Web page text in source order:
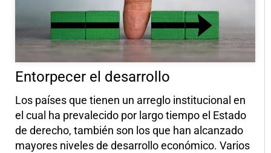
Entorpecer el desarrollo
Los países que tienen un arreglo institucional en
el cual ha prevalecido por largo tiempo el Estado
de derecho, también son los que han alcanzado
mayores niveles de desarrollo económico. Varios